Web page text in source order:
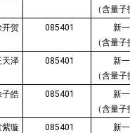
（含量
开贺 085401
新
（含量
天泽 085401
新
（含量
子皓 085401
新
（含量
紫璇 085401
新